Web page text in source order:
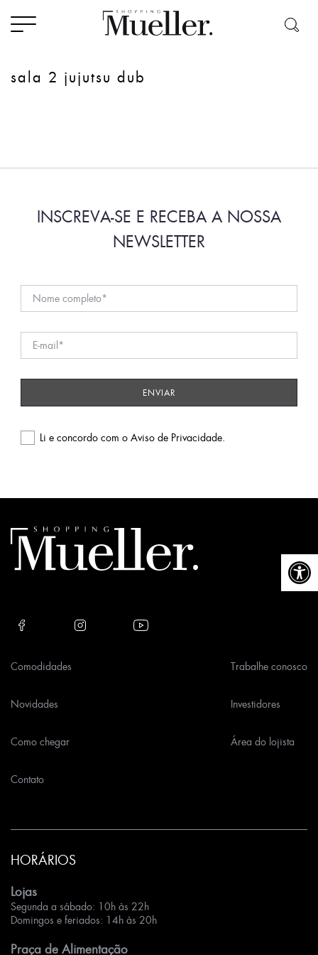
Abrir
sala 2 jujutsu dub
INSCREVA-SE E RECEBA A NOSSA
NEWSLETTER
Li e concordo com o Aviso de Privacidade
empty.
Comodidades
Novidades
Como chegar
Contato
Trabalhe conosco
Investidores
Área do lojista
HORÁRIOS
Lojas
Segunda a sábado: 10h às 22h
Domingos e feriados: 14h às 20h
Praça de Alimentação